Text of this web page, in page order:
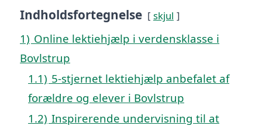
Indholdsfortegnelse skjul
1) Online lektiehjælp i verdensklasse i
Bovlstrup
1.1) 5-stjernet lektiehjælp anbefalet af
forældre og elever i Bovlstrup
1.2) Inspirerende undervisning til at